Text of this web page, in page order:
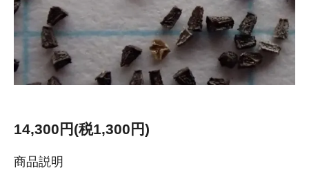
14,300円(税1,300円)
商品説明